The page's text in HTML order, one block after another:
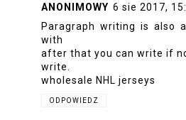
ANONIMOWY 6 sie 2017,
Paragraph writing is also
with
after that you can write if
write.
wholesale NHL jerseys
ODPOWIEDZ